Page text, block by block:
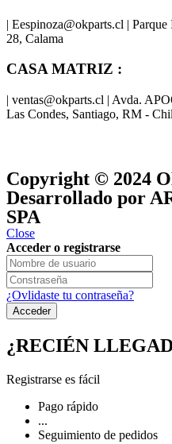
| Eespinoza@okparts.cl |
28, Calama
CASA MATRIZ :
| ventas@okparts.cl | Avda.
Las Condes, Santiago, RM -
Copyright © 2024
Desarrollado por
SPA
Close
Acceder o registrarse
¿Ovlidaste tu contraseña?
¿RECIÉN
Registrarse es fácil
Pago rápido
...
Seguimiento de pedidos